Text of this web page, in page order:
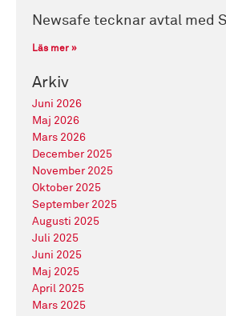
Newsafe tecknar avtal med
Läs mer »
Arkiv
Juni 2026
Maj 2026
Mars 2026
December 2025
November 2025
Oktober 2025
September 2025
Augusti 2025
Juli 2025
Juni 2025
Maj 2025
April 2025
Mars 2025